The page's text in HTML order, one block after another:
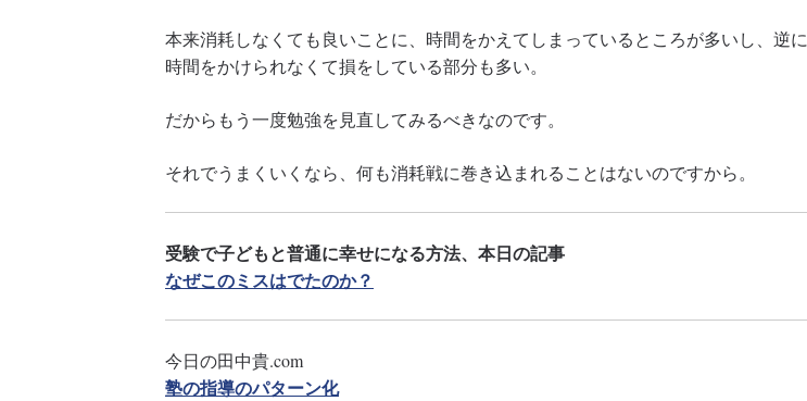
本来消耗しなくても良いことに、時間をかえてしまっているところが多いし、逆に
時間をかけられなくて損をしている部分も多い。
だからもう一度勉強を見直してみるべきなのです。
それでうまくいくなら、何も消耗戦に巻き込まれることはないのですから。
受験で子どもと普通に幸せになる方法、本日の記事
なぜこのミスはでたのか？
今日の田中貴.com
塾の指導のパターン化